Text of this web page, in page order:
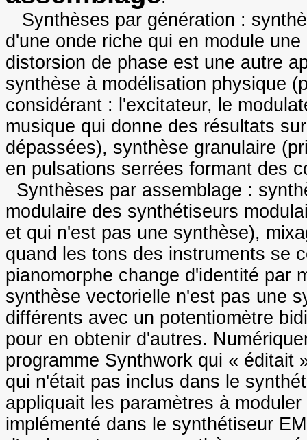
Synthèses par génération :
d'une onde riche qui en module
distorsion de phase est une autre
synthèse à modélisation physique
considérant : l'excitateur, le
musique qui donne des résultats
dépassées), synthèse granulaire
en pulsations serrées formant des
Synthèses par assemblage :
modulaire des synthétiseurs
et qui n'est pas une synthèse),
quand les tons des instruments se
pianomorphe change d'identité par
synthèse vectorielle n'est pas une
différents avec un potentiomètre
pour en obtenir d'autres.
programme Synthwork qui « éditait
qui n'était pas inclus dans le
appliquait les paramètres à
implémenté dans le synthétiseur